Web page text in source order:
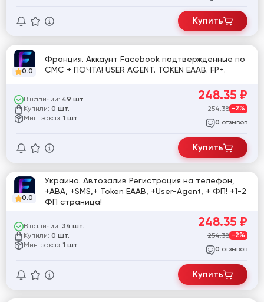
Купить
0.0
Франция. Аккаунт Facebook подтвержденные по
СМС + ПОЧТА! USER AGENT. TOKEN EAAB. FP+.
В наличии: 49 шт.
Купили: 0 шт.
Мин. заказ: 1 шт.
248.35 ₽
254.38 -2%
0 отзывов
Купить
0.0
Украина. Автозалив Регистрация на телефон,
+АВА, +SMS,+ Token EAAB, +User-Agent, + ФП! +1-2
ФП страница!
В наличии: 34 шт.
Купили: 0 шт.
Мин. заказ: 1 шт.
248.35 ₽
254.38 -2%
0 отзывов
Купить